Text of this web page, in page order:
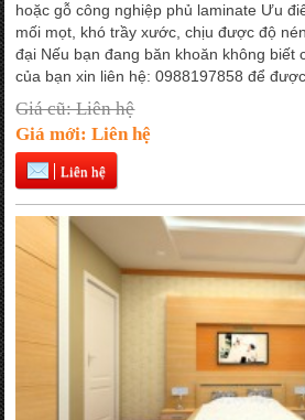
hoặc gỗ công nghiệp phủ laminate Ưu
mối mọt, khó trầy xước, chịu được độ
đại Nếu bạn đang băn khoăn không biết
của bạn xin liên hệ: 0988197858 để
Giá cũ: Liên hệ
Giá mới: Liên hệ
Liên hệ